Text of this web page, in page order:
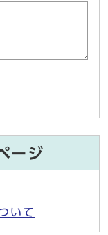
ージ
いて